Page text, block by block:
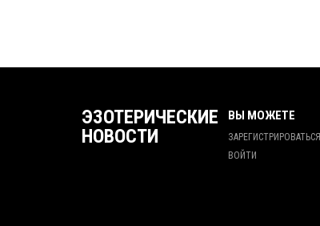
ЭЗОТЕРИЧЕСКИЕ
НОВОСТИ
ВЫ МОЖЕТЕ
ЗАРЕГИСТРИРОВАТЬСЯ
ВОЙТИ